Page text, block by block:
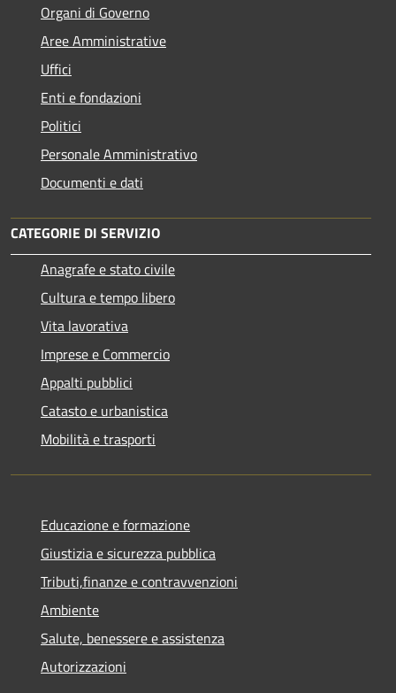
Organi di Governo
Aree Amministrative
Uffici
Enti e fondazioni
Politici
Personale Amministrativo
Documenti e dati
CATEGORIE DI SERVIZIO
Anagrafe e stato civile
Cultura e tempo libero
Vita lavorativa
Imprese e Commercio
Appalti pubblici
Catasto e urbanistica
Mobilità e trasporti
Educazione e formazione
Giustizia e sicurezza pubblica
Tributi,finanze e contravvenzioni
Ambiente
Salute, benessere e assistenza
Autorizzazioni